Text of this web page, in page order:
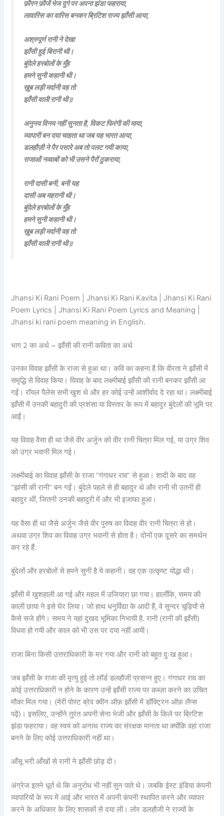
फ़ौरन फ़ौजें भेज दुर्ग पर अपना झंडा फहराया,
लावारिस का वारिस बनकर ब्रिटिश राज्य झाँसी आया,
अश्रुपूर्ण रानी ने देखा
झाँसी हुई बिरानी थी।
बुंदेले हरबोलों के मुँह
हमने सुनी कहानी थी।
ख़ूब लड़ी मर्दानी वह तो
झाँसी वाली रानी थी॥
अनुनय विनय नहीं सुनता है, विकट फिरंगी की माया,
व्यापारी बन दया चाहता था जब यह भारत आया,
डलहौज़ी ने पैर पसारे अब तो पलट गयी काया,
राजाओं नव्वाबों को भी उसने पैरों ठुकराया,
रानी दासी बनी, बनी यह
दासी अब महरानी थी।
बुंदेले हरबोलों के मुँह
हमने सुनी कहानी थी।
ख़ूब लड़ी मर्दानी वह तो
झाँसी वाली रानी थी॥
Jhansi Ki Rani Poem | Jhansi Ki Rani Kavita | Jhansi Ki Rani
Poem Lyrics | Jhansi Ki Rani Poem Lyrics and Meaning |
Jhansi ki rani poem meaning in English.
भाग 2 का अर्थ ~ झाँसी की रानी कविता का अर्थ
उनका विवाह झाँसी के राजा से हुआ था। कवि का कहना है कि वीरता ने झाँसी में
समृद्धि से विवाह किया। विवाह के बाद लक्ष्मीबाई झाँसी की रानी बनकर झाँसी आ
गईं। रॉयल पैलेस सभी खुश थे और हर कोई उन्हें आशीर्वाद दे रहा था। लक्ष्मीबाई
झाँसी में उनकी बहादुरी की प्रशंसा या विस्तार के रूप में बहादुर बुंदेलों की भूमि पर
आईं।
यह विवाह वैसा ही था जैसे वीर अर्जुन को वीर रानी चित्रा मिल गई, या उग्र शिव
को उग्र भवानी मिल गई।
लक्ष्मीबाई का विवाह झाँसी के राजा “गंगाधर राव” से हुआ। शादी के बाद वह
“झांसी की रानी” बन गईं। बुंदेले पहले से ही बहादुर थे और रानी भी उतनी ही
बहादुर थीं, जितनी उनकी बहादुरी में और भी इजाफा हुआ।
यह वैसा ही था जैसे अर्जुन जैसे वीर पुरुष का विवाह वीर रानी चित्रा से हो।
अथवा उग्र शिव का विवाह उग्र भवानी से होता है। दोनों एक दूसरे का समर्थन
कर रहे हैं.
बुंदेलों और हरबोलों से हमने सुनी है ये कहानी। वह एक उत्कृष्ट योद्धा थी।
झाँसी में खुशहाली आ गई और महल में उजियारा छा गया। हालाँकि, समय की
काली छाया ने इसे घेर लिया। जो हाथ धनुर्विद्या के आदी हैं, वे सुन्दर चूड़ियों से
कैसे सजे होंगे। समय ने यहां दुखद भूमिका निभायी है. रानी (रानी की झाँसी)
विधवा हो गयी और काल को भी उस पर दया नहीं आयी।
राजा बिना किसी उत्तराधिकारी के मर गया और रानी को बहुत दुःख हुआ।
जब झाँसी के राजा की मृत्यु हुई तो लॉर्ड डलहौजी प्रसन्न हुए। गंगाधर राव का
कोई उत्तराधिकारी न होने के कारण उन्हें झाँसी राज्य पर कब्ज़ा करने का उचित
मौका मिल गया। (मेरी पोस्ट ब्रेव क्वीन ऑफ़ झाँसी में डॉक्ट्रिन ऑफ़ लैप्स
पढ़ें)। इसलिए, उन्होंने तुरंत अपनी सेना भेजी और झाँसी के किले पर ब्रिटिश
झंडा फहराया। वह स्वयं को अनाथ राज्य का संरक्षक मानता था क्योंकि वहां राजा
बनने के लिए कोई उत्तराधिकारी नहीं था।
आँसू भरी आँखों से रानी ने झाँसी छोड़ दी।
अंग्रेज इतने धूर्त थे कि अनुरोध भी नहीं सुन पाते थे। जबकि ईस्ट इंडिया कंपनी
व्यापारियों के रूप में आई और भारत में अपनी कंपनी स्थापित करने और व्यापार
करने के अधिकार के लिए शासकों से दया ली। लोर डलहौजी ने राज्यों के